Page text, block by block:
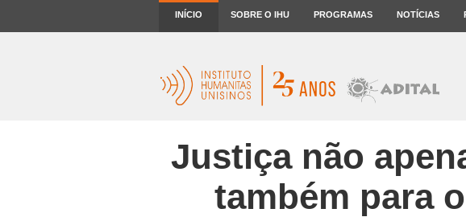
INÍCIO SOBRE O IHU PROGRAMAS NOTÍCIAS
Justiça não
também para